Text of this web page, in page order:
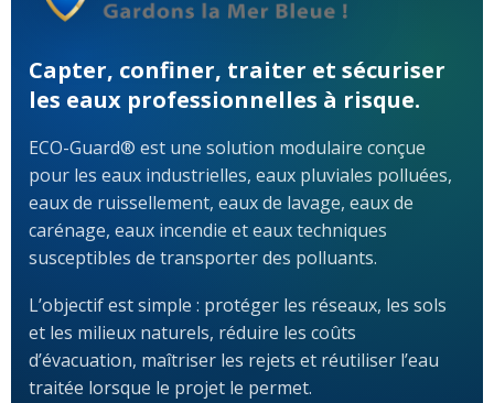
ECO-Guard®
Capter, confiner, traiter et sécuriser
les eaux professionnelles à risque.
ECO-Guard® est une solution modulaire conçue
pour les eaux industrielles, eaux pluviales polluées,
eaux de ruissellement, eaux de lavage, eaux de
carénage, eaux incendie et eaux techniques
susceptibles de transporter des polluants.
L’objectif est simple : protéger les réseaux, les sols
et les milieux naturels, réduire les coûts
d’évacuation, maîtriser les rejets et réutiliser l’eau
traitée lorsque le projet le permet.